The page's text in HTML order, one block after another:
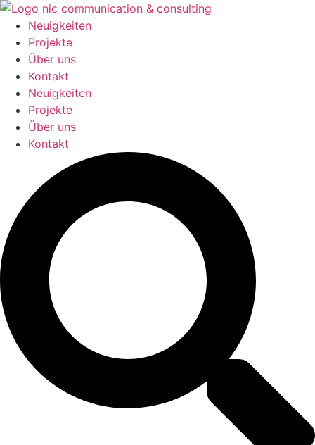
Zum
Inhalt
springen
Neuigkeiten
Projekte
Über uns
Kontakt
Neuigkeiten
Projekte
Über uns
Kontakt